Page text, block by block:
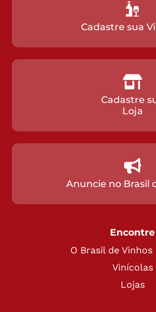
Cadastre sua
Cadastre
Loja
Anuncie no Brasil
Encontre
O Brasil de Vinhos
Vinícolas
Lojas